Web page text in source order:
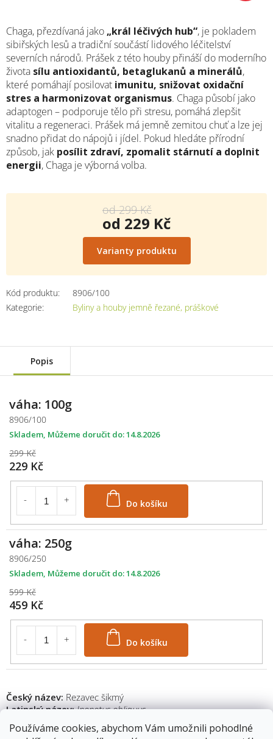
Používáme cookies, abychom Vám umožnili pohodlné
Chaga, přezdívaná jako „král léčivých hub“, je pokladem
sibiřských lesů a tradiční součástí lidového léčitelství
severních národů. Prášek z této houby přináší do moderního
života sílu antioxidantů, betaglukanů a minerálů,
které pomáhají posilovat imunitu, snižovat oxidační
stres a harmonizovat organismus. Chaga působí jako
adaptogen – podporuje tělo při stresu, pomáhá zlepšit
vitalitu a regeneraci. Prášek má jemně zemitou chuť a lze jej
snadno přidat do nápojů i jídel. Pokud hledáte přírodní
způsob, jak posílit zdraví, zpomalit stárnutí a doplnit
energii, Chaga je výborná volba.
Kód produktu:
8906/100
Kategorie: Byliny a houby jemně řezané, práškové
od 299 Kč
od 229 Kč
Měrná
cena:
Varianty produktu
Popis
váha: 100g
8906/100
299 Kč
229 Kč
Do košíku
Skladem 14.8.2026
váha: 250g
8906/250
599 Kč
459 Kč
Do košíku
Skladem 14.8.2026
Český název: Rezavec šikmý
Latinský název: Inonotus obliquus